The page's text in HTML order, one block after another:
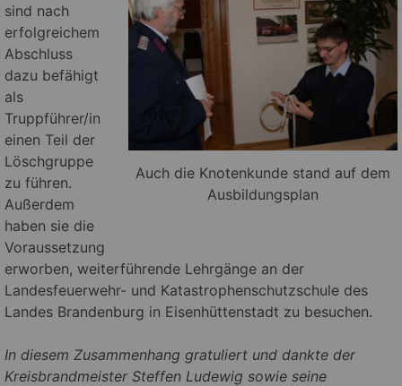
Auch die Knotenkunde stand auf dem
Ausbildungsplan
sind nach
erfolgreichem
Abschluss
dazu befähigt
als
Truppführer/in
einen Teil der
Löschgruppe
zu führen.
Außerdem
haben sie die
Voraussetzung
erworben, weiterführende Lehrgänge an der
Landesfeuerwehr- und Katastrophenschutzschule des
Landes Brandenburg in Eisenhüttenstadt zu besuchen.
In diesem Zusammenhang gratuliert und dankte der
Kreisbrandmeister Steffen Ludewig sowie seine